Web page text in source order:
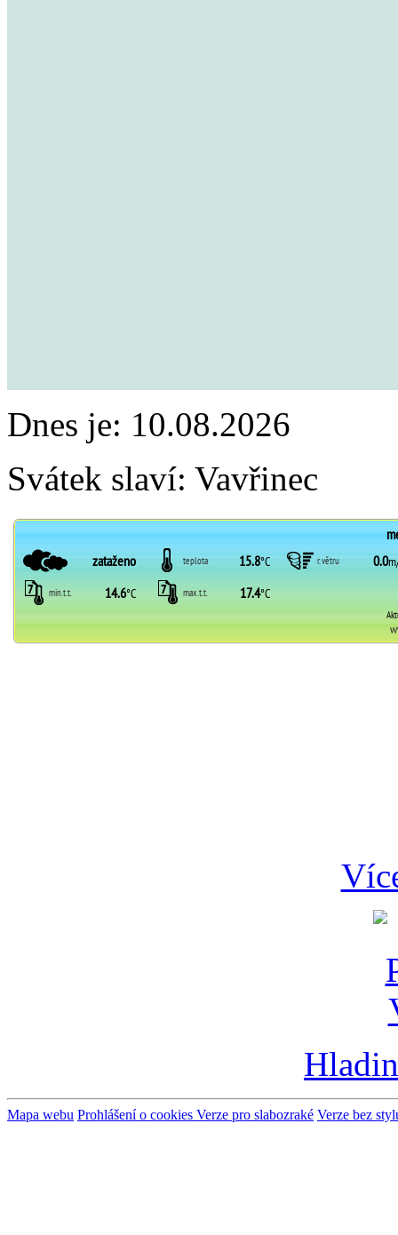
Dnes je: 10.08.2026
Svátek slaví: Vavřinec
Mapa webu Prohlášení o cookies Verze pro slabozraké Verze bez